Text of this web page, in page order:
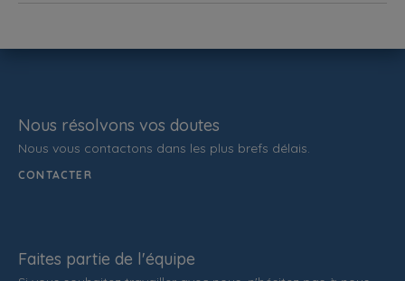
Nous résolvons vos doutes
Nous vous contactons dans les plus brefs délais.
CONTACTER
Faites partie de l'équipe